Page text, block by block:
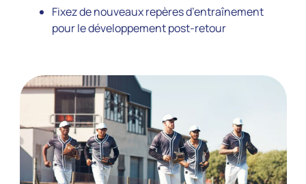
Fixez de nouveaux repères d’entraînement
pour le développement post-retour